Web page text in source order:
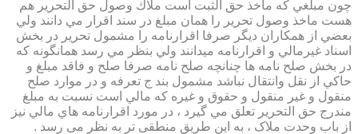
چون مبلغي كه ماخذ حق الثبت است ملاك وصول حق التحرير هم
هست ماخذ وصول تحرير را همان مبلغ در سند اقرار مي دانند ولي
بعضي از همكاران ديگر صرفا اقرارنامه را مشمول تحرير در بخش
اسناد غيرمالي و اقرارنامه ميدانند ولي بنظر مي رسد همانگونه كه
در بخش صلح نامه ها چنانچه صلح نامه صرفا صلح و فاقد مبلغ و
حاكي از نقل وانتقال نباشد مشمول بند ج تعرفه و در موارد صلح
منقول و غير منقول و حقوق و غيره كه مالي است نسبت به مبلغ
مندرج حق التحرير تعلق مي گيرد ، در مورد اقرارنامه هاي مالي نيز
از باب وحدت ملاک ، به این طریق منطقی تر به نظر می رسد .